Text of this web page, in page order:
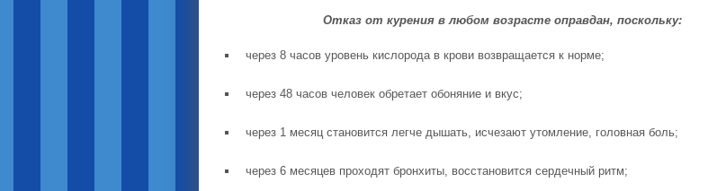
Отказ от курения в любом возрасте оправдан, поскольку:
через 8 часов уровень кислорода в крови возвращается к норме;
через 48 часов человек обретает обоняние и вкус;
через 1 месяц становится легче дышать, исчезают утомление, головная боль;
через 6 месяцев проходят бронхиты, восстановится сердечный ритм;